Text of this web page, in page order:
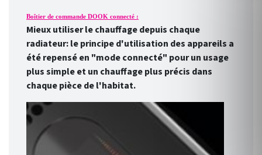
Boîtier de commande DOOK connecté :
Mieux utiliser le chauffage depuis chaque
radiateur: le principe d'utilisation des appareils a
été repensé en "mode connecté" pour un usage
plus simple et un chauffage plus précis dans
chaque pièce de l'habitat.